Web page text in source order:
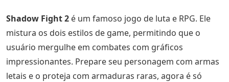
Shadow Fight 2 é um famoso jogo de luta e RPG. Ele
mistura os dois estilos de game, permitindo que o
usuário mergulhe em combates com gráficos
impressionantes. Prepare seu personagem com armas
letais e o proteja com armaduras raras, agora é só